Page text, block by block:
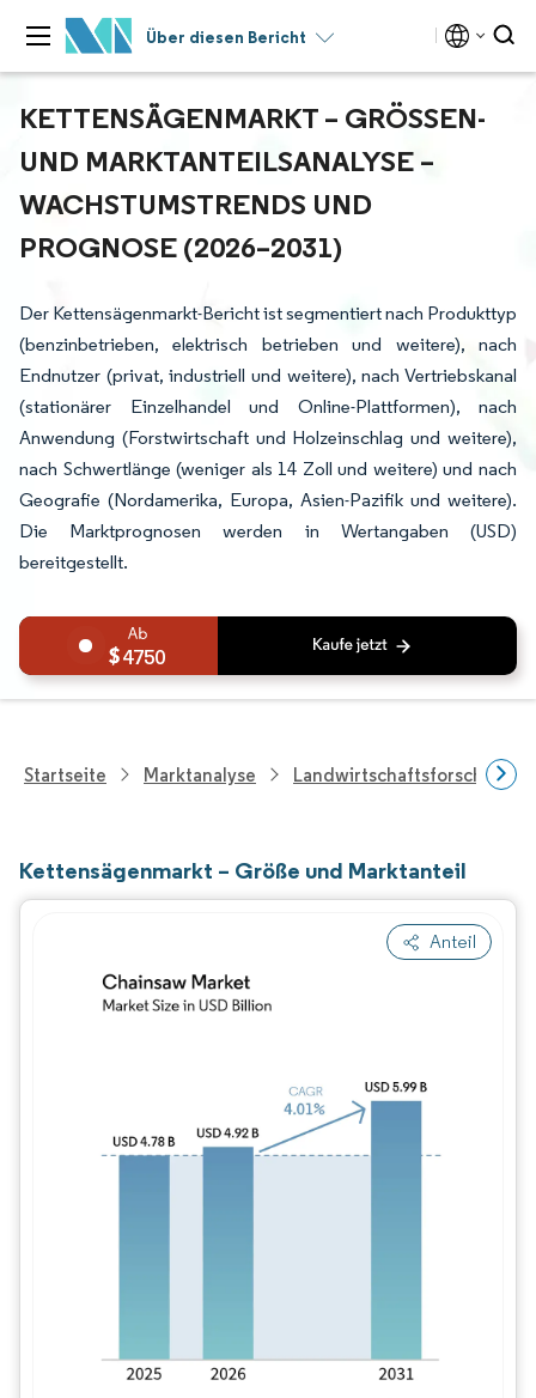
Über diesen Bericht
KETTENSÄGENMARKT – GRÖSSEN- U
ND MARKTANTEILSANALYSE – W
ACHSTUMSTRENDS UND P
ROGNOSE (2026–2031)
Der Kettensägenmarkt-Bericht ist segmentiert nach Produkttyp
(benzinbetrieben, elektrisch betrieben und weitere), nach
Endnutzer (privat, industriell und weitere), nach Vertriebskanal
(stationärer Einzelhandel und Online-Plattformen), nach
Anwendung (Forstwirtschaft und Holzeinschlag und weitere),
nach Schwertlänge (weniger als 14 Zoll und weitere) und nach
Geografie (Nordamerika, Europa, Asien-Pazifik und weitere).
Die Marktprognosen werden in Wertangaben (USD)
bereitgestellt.
4750
Startseite Marktanalyse Landwirtschaftsforschung
Kettensägenmarkt – Größe und Marktanteil
Anteil